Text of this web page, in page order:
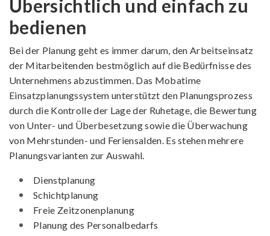
Übersichtlich und einfach zu
bedienen
Bei der Planung geht es immer darum, den Arbeitseinsatz
der Mitarbeitenden bestmöglich auf die Bedürfnisse des
Unternehmens abzustimmen. Das Mobatime
Einsatzplanungssystem unterstützt den Planungsprozess
durch die Kontrolle der Lage der Ruhetage, die Bewertung
von Unter- und Überbesetzung sowie die Überwachung
von Mehrstunden- und Feriensalden. Es stehen mehrere
Planungsvarianten zur Auswahl.
Dienstplanung
Schichtplanung
Freie Zeitzonenplanung
Planung des Personalbedarfs